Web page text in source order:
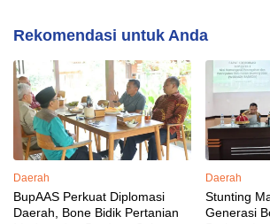
Rekomendasi untuk Anda
Daerah
BupAAS Perkuat Diplomasi
Daerah, Bone Bidik Pertanian
Daerah
Stunting
Generasi